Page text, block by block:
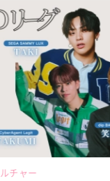
ビューティー